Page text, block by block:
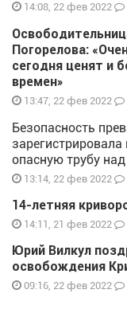
14:08, 22 фев 2022
Погорелова:
сегодня ценят и
времен»
13:47, 22 фев 2022
Безопасность
опасную трубу
13:14, 22 фев 2022
14-летняя
14:11, 21 фев 2022
Юрий Вилкул
освобождения
09:16, 22 фев 2022